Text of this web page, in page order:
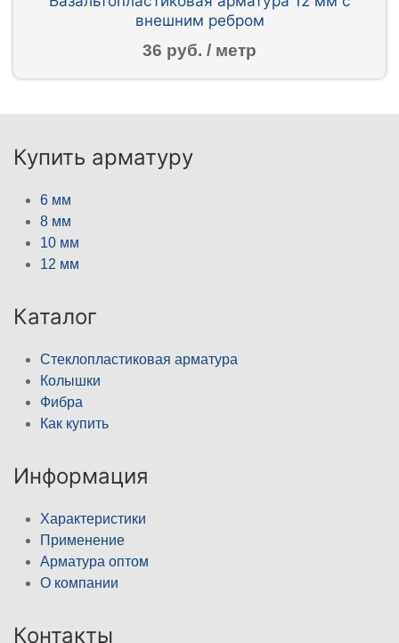
внешним ребром
36 руб. / метр
Купить арматуру
6 мм
8 мм
10 мм
12 мм
Каталог
Стеклопластиковая арматура
Колышки
Фибра
Как купить
Информация
Характеристики
Применение
Арматура оптом
О компании
Контакты